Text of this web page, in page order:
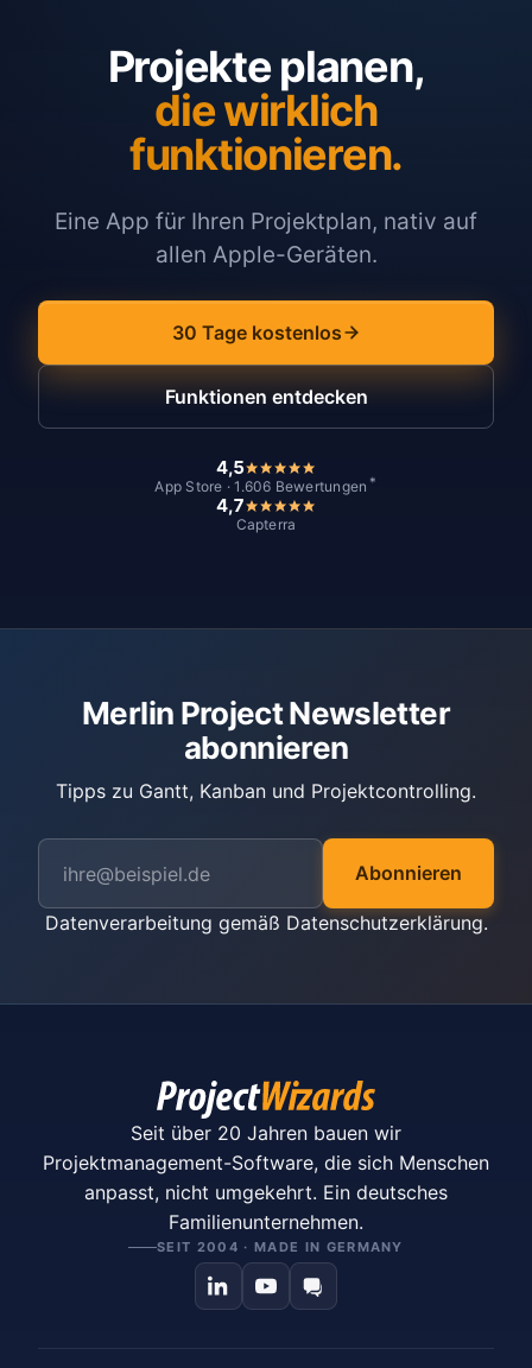
Projekte planen,
die wirklich
funktionieren.
Eine App für Ihren Projektplan, nativ auf
allen Apple-Geräten.
30 Tage kostenlos
Funktionen entdecken
4,5
App Store · 1.606 Bewertungen *
4,7
Capterra
Merlin Project Newsletter
abonnieren
Tipps zu Gantt, Kanban und Projektcontrolling.
Abonnieren
Datenverarbeitung gemäß Datenschutzerklärung.
Seit über 20 Jahren bauen wir
Projektmanagement-Software, die sich Menschen
anpasst, nicht umgekehrt. Ein deutsches
Familienunternehmen.
SEIT 2004 · MADE IN GERMANY